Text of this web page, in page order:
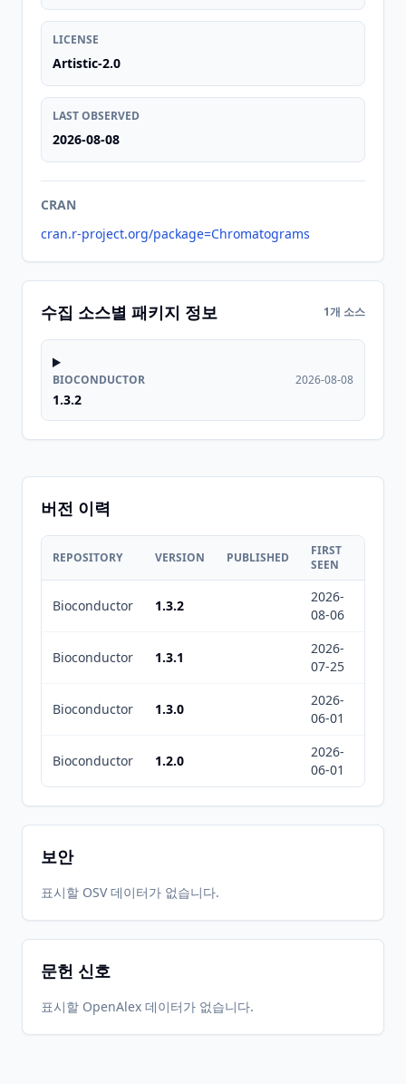
LICENSE
Artistic-2.0
LAST OBSERVED
2026-08-08
CRAN
cran.r-project.org/package=Chromatograms
수집 소스별 패키지 정보 1개 소스
BIOCONDUCTOR
1.3.2
2026-08-08
버전 이력
REPOSITORY VERSION PUBLISHED
FIRST
SEEN
Bioconductor 1.3.2
2026-
08-06
Bioconductor 1.3.1
2026-
07-25
Bioconductor 1.3.0
2026-
06-01
Bioconductor 1.2.0
2026-
06-01
보안
표시할 OSV 데이터가 없습니다.
문헌 신호
표시할 OpenAlex 데이터가 없습니다.